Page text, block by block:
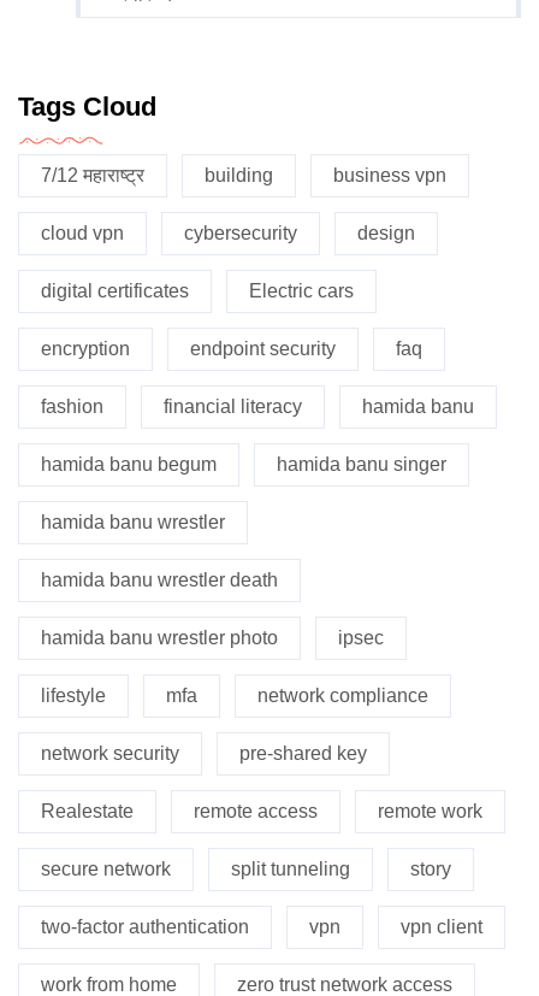
Tags Cloud
7/12 महाराष्ट्र building business vpn
cloud vpn cybersecurity design
digital certificates Electric cars
encryption endpoint security faq
fashion financial literacy hamida banu
hamida banu begum hamida banu singer
hamida banu wrestler
hamida banu wrestler death
hamida banu wrestler photo ipsec
lifestyle mfa network compliance
network security pre-shared key
Realestate remote access remote work
secure network split tunneling story
two-factor authentication vpn vpn client
work from home zero trust network access